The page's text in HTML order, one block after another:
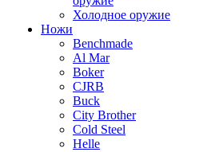
Холодное оружие
Ножи
Benchmade
Al Mar
Boker
CJRB
Buck
City Brother
Cold Steel
Helle